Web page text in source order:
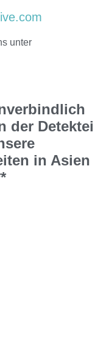
unter
der Detektei
in Asien